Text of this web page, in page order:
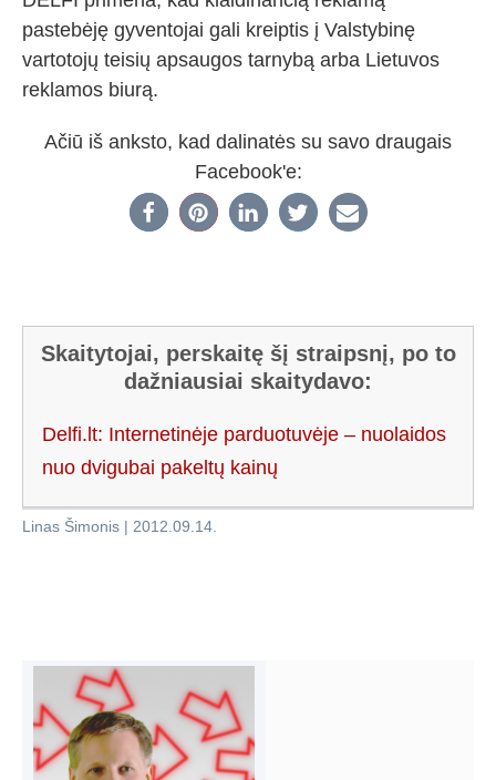
pastebėję gyventojai gali kreiptis į Valstybinę
vartotojų teisių apsaugos tarnybą arba Lietuvos
reklamos biurą.
Ačiū iš anksto, kad dalinatės su savo draugais
Facebook'e:
Skaitytojai, perskaitę šį straipsnį, po to
dažniausiai skaitydavo:
Delfi.lt: Internetinėje parduotuvėje – nuolaidos
nuo dvigubai pakeltų kainų
Linas Šimonis | 2012.09.14